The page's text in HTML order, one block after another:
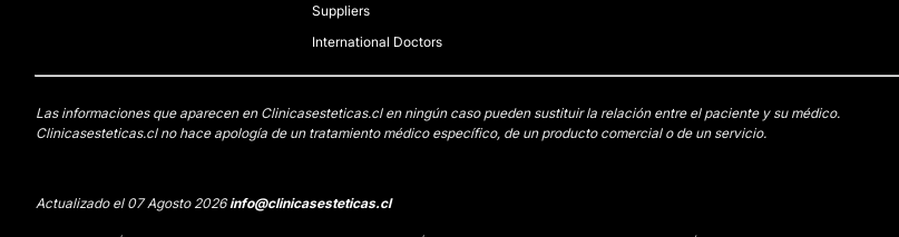
Suppliers
International Doctors
Las informaciones que aparecen en Clinicasesteticas.cl en ningún caso pueden sustituir la relación entre el paciente y su médico.
Clinicasesteticas.cl no hace apología de un tratamiento médico específico, de un producto comercial o de un servicio.
Actualizado el 07 Agosto 2026info@clinicasesteticas.cl